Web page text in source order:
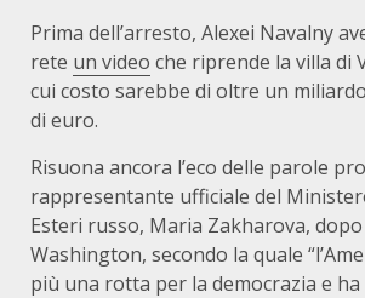
Prima dell’arresto, Alexei Navalny
rete un video che riprende la villa di
cui costo sarebbe di oltre un
di euro.
Risuona ancora l’eco delle parole
rappresentante ufficiale del
Esteri russo, Maria Zakharova,
Washington, secondo la quale
più una rotta per la democrazia e